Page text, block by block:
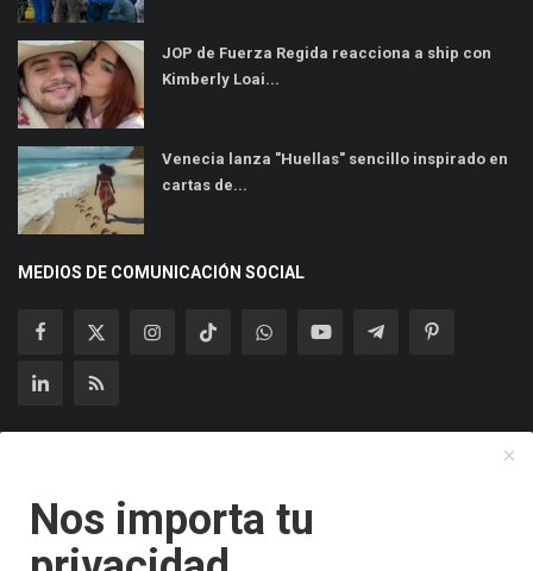
JOP de Fuerza Regida reacciona a ship con
Kimberly Loai...
Venecia lanza "Huellas" sencillo inspirado en
cartas de...
MEDIOS DE COMUNICACIÓN SOCIAL
Nos importa tu